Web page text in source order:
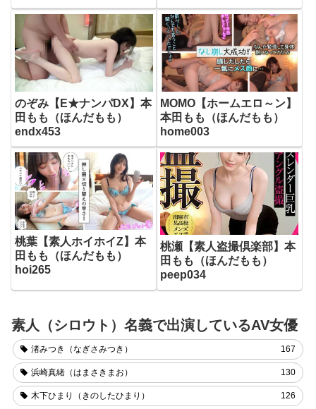
のぞみ【E★ナンパDX】本
田もも（ほんだもも）
endx453
MOMO【ホームエロ～ン】
本田もも（ほんだもも）
home003
桃葉【素人ホイホイZ】本
田もも（ほんだもも）
hoi265
桃瀬【素人盗撮倶楽部】本
田もも（ほんだもも）
peep034
素人（シロウト）名義で出演しているAV女優
渚みつき（なぎさみつき） 167
浜崎真緒（はまさきまお） 130
木下ひまり（きのしたひまり） 126